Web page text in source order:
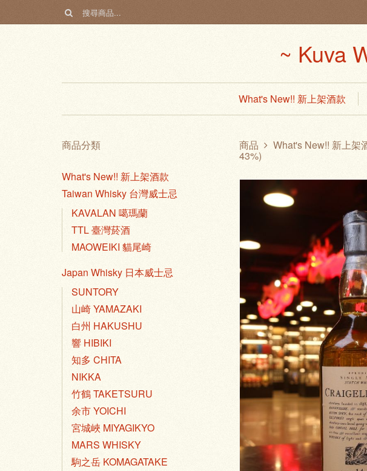
~ Kuva
What's New!! 新上架酒款
商品分類
What's New!! 新上架酒款
Taiwan Whisky 台灣威士忌
KAVALAN 噶瑪蘭
TTL 臺灣菸酒
MAOWEIKI 貓尾崎
Japan Whisky 日本威士忌
SUNTORY
山崎 YAMAZAKI
白州 HAKUSHU
響 HIBIKI
知多 CHITA
NIKKA
竹鶴 TAKETSURU
余市 YOICHI
宮城峽 MIYAGIKYO
MARS WHISKY
駒之岳 KOMAGATAKE
商品 What's New!! 新上架
43%)